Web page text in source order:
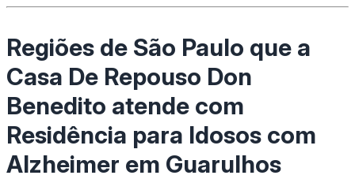
Regiões de São Paulo que a
Casa De Repouso Don
Benedito atende com
Residência para Idosos com
Alzheimer em Guarulhos